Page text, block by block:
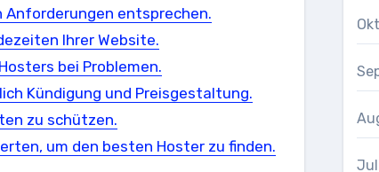
Anforderungen entsprechen.
Ihrer Website.
bei Problemen.
Kündigung und Preisgestaltung.
zu schützen.
um den besten Hoster zu finden.